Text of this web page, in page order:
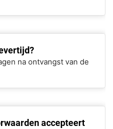
na ontvangst van de
accepteert